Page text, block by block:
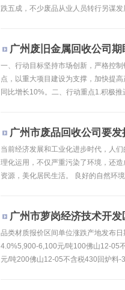
跌五成，不少废品从业人员转行另谋
广州废旧金属回收公司
一、行动目标坚持市场创新，严格控
点，以重大项目建设为支撑，加快提
同比增长10%。二、行动重点1.积极
广州市废品回收公司要
当前经济发展和工业化进步时代，人
理化运用，不仅严重污染了环境，还
资源，美化居民生活。 良好的自然环
广州市萝岗经济技术开
品类材质报价区间单位涨跌产地发布
4.0%5,900-6,100元/吨100佛山12-05
元/吨200佛山12-05不含税430回炉料